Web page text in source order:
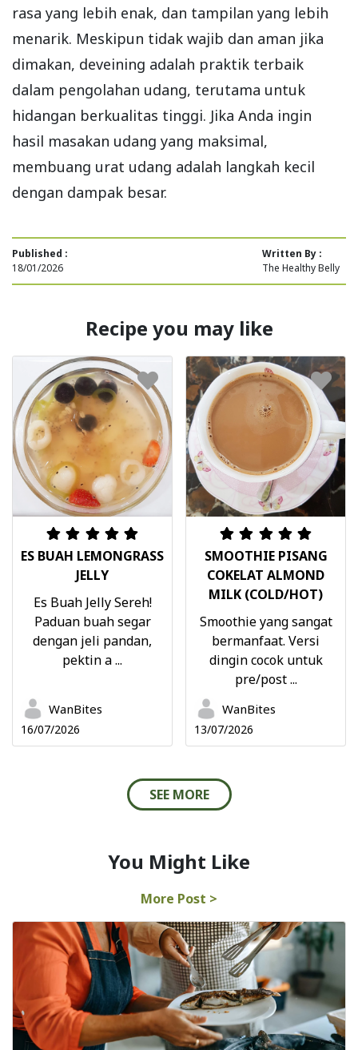
rasa yang lebih enak, dan tampilan yang lebih
menarik. Meskipun tidak wajib dan aman jika
dimakan, deveining adalah praktik terbaik
dalam pengolahan udang, terutama untuk
hidangan berkualitas tinggi. Jika Anda ingin
hasil masakan udang yang maksimal,
membuang urat udang adalah langkah kecil
dengan dampak besar.
Published :
18/01/2026
Written By :
The Healthy Belly
Recipe you may like
ES BUAH LEMONGRASS
JELLY
Es Buah Jelly Sereh!
Paduan buah segar
dengan jeli pandan,
pektin a ...
WanBites
16/07/2026
SMOOTHIE PISANG
COKELAT ALMOND
MILK (COLD/HOT)
Smoothie yang sangat
bermanfaat. Versi
dingin cocok untuk
pre/post ...
WanBites
13/07/2026
SEE MORE
You Might Like
More Post >